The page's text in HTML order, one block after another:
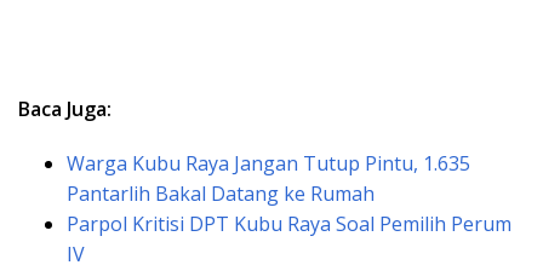
Baca Juga:
Warga Kubu Raya Jangan Tutup Pintu, 1.635
Pantarlih Bakal Datang ke Rumah
Parpol Kritisi DPT Kubu Raya Soal Pemilih Perum
IV